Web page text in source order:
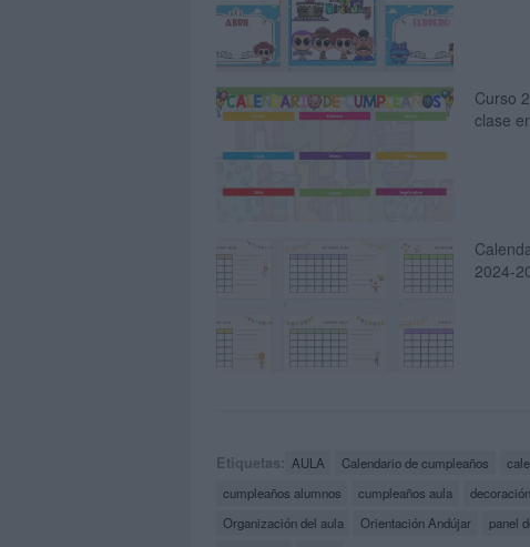
Curso
clase
2024-
Etiquetas: AULA Calendario de cumpleaños
cumpleaños alumnos
cumpleaños aula
Organización del aula
Orientación Andújar panel